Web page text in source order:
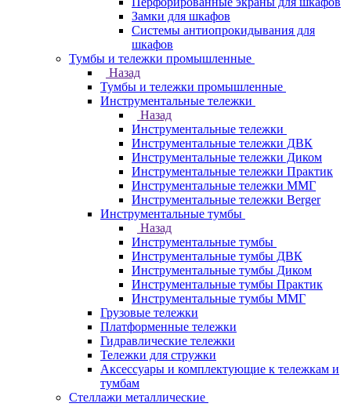
Замки для шкафов
Системы антиопрокидывания для
шкафов
Тумбы и тележки промышленные
Назад
Тумбы и тележки промышленные
Инструментальные тележки
Назад
Инструментальные тележки
Инструментальные тележки ДВК
Инструментальные тележки Диком
Инструментальные тележки Практик
Инструментальные тележки ММГ
Инструментальные тележки Berger
Инструментальные тумбы
Назад
Инструментальные тумбы
Инструментальные тумбы ДВК
Инструментальные тумбы Диком
Инструментальные тумбы Практик
Инструментальные тумбы ММГ
Грузовые тележки
Платформенные тележки
Гидравлические тележки
Тележки для стружки
Аксесcуары и комплектующие к тележкам и
тумбам
Стеллажи металлические